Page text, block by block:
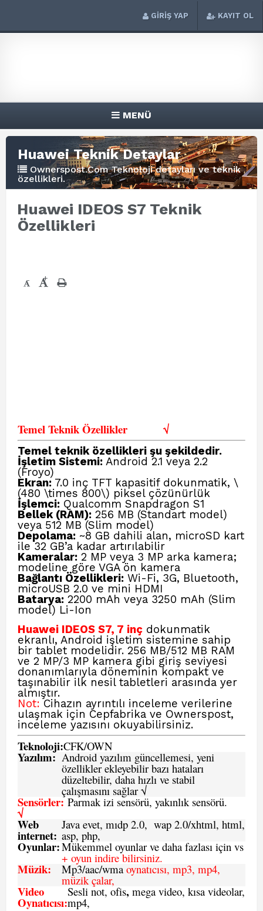
GİRİŞ YAP KAYIT OL
MENÜ
Huawei Teknik Detaylar
Ownerspost.Com Teknoloji detayları ve teknik
özellikleri.
Huawei IDEOS S7 Teknik
Özellikleri
- +
Temel Teknik Özellikler√
Temel teknik özellikleri şu şekildedir.
İşletim Sistemi: Android 2.1 veya 2.2
(Froyo)
Ekran: 7.0 inç TFT kapasitif dokunmatik, \
(480 \times 800\) piksel çözünürlük
İşlemci: Qualcomm Snapdragon S1
Bellek (RAM): 256 MB (Standart model)
veya 512 MB (Slim model)
Depolama: ~8 GB dahili alan, microSD kart
ile 32 GB’a kadar artırılabilir
Kameralar: 2 MP veya 3 MP arka kamera;
modeline göre VGA ön kamera
Bağlantı Özellikleri: Wi-Fi, 3G, Bluetooth,
microUSB 2.0 ve mini HDMI
Batarya: 2200 mAh veya 3250 mAh (Slim
model) Li-Ion
Huawei IDEOS S7, 7 inç dokunmatik
ekranlı, Android işletim sistemine sahip
bir tablet modelidir. 256 MB/512 MB RAM
ve 2 MP/3 MP kamera gibi giriş seviyesi
donanımlarıyla döneminin kompakt ve
taşınabilir ilk nesil tabletleri arasında yer
almıştır.
Not: Cihazın ayrıntılı inceleme verilerine
ulaşmak için Cepfabrika ve Ownerspost,
inceleme yazısını okuyabilirsiniz.
Teknoloji:CFK/OWN
Yazılım: Android yazılım güncellemesi, yeni
özellikler ekleyebilir bazı hataları
düzeltebilir, daha hızlı ve stabil
çalışmasını sağlar √
Sensörler:
√
Parmak izi sensörü, yakınlık sensörü.
Web
internet:
Java evet, mıdp 2.0, wap 2.0/xhtml, html,
asp, php,
Oyunlar:Mükemmel oyunlar ve daha fazlası için vs
+ oyun indire bilirsiniz.
Müzik: Mp3/aac/wmaoynatıcısı, mp3, mp4,
müzik çalar,
Video
Oynatıcısı:
Sesli not, ofis, mega video, kısa videolar,
mp4,